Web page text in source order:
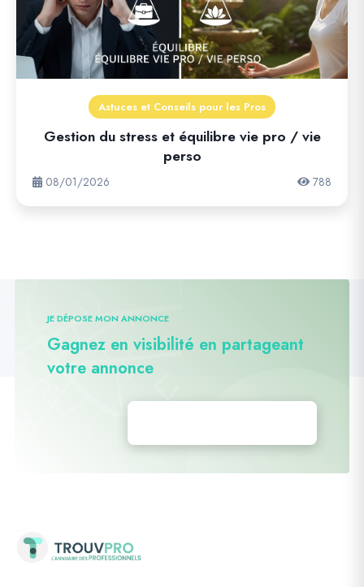
Astuces et Conseils pour les Pros
Gestion du stress et équilibre vie pro / vie
perso
08/01/2026 788
JE DÉPOSE MON ANNONCE
Gagnez en visibilité en partageant
votre annonce